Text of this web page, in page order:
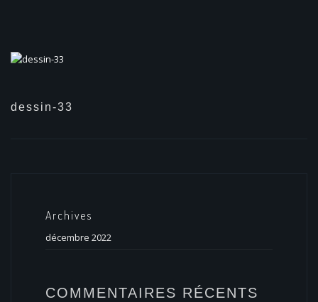
dessin-33
Archives
décembre 2022
COMMENTAIRES RÉCENTS